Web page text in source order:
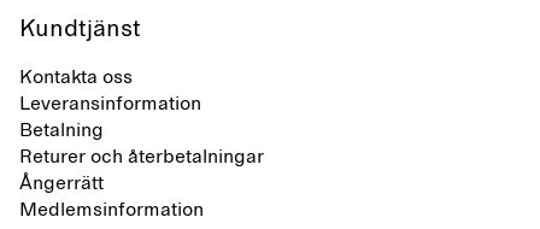
Kundtjänst
Kontakta oss
Leveransinformation
Betalning
Returer och återbetalningar
Ångerrätt
Medlemsinformation